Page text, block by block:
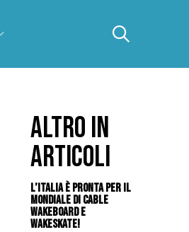
ALTRO IN
ARTICOLI
L’Italia è pronta per il
Mondiale di Cable
Wakeboard e
Wakeskate!